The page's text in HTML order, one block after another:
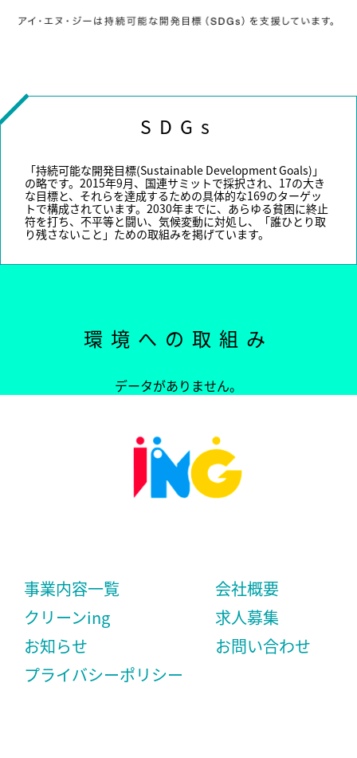
SDGs
「持続可能な開発目標(Sustainable Development Goals)」
の略です。2015年9月、国連サミットで採択され、17の大き
な目標と、それらを達成するための具体的な169のターゲッ
トで構成されています。2030年までに、あらゆる貧困に終止
符を打ち、不平等と闘い、気候変動に対処し、「誰ひとり取
り残さないこと」ための取組みを掲げています。
環境への取組み
データがありません。
事業内容一覧
会社概要
クリーンing
求人募集
お知らせ
お問い合わせ
プライバシーポリシー